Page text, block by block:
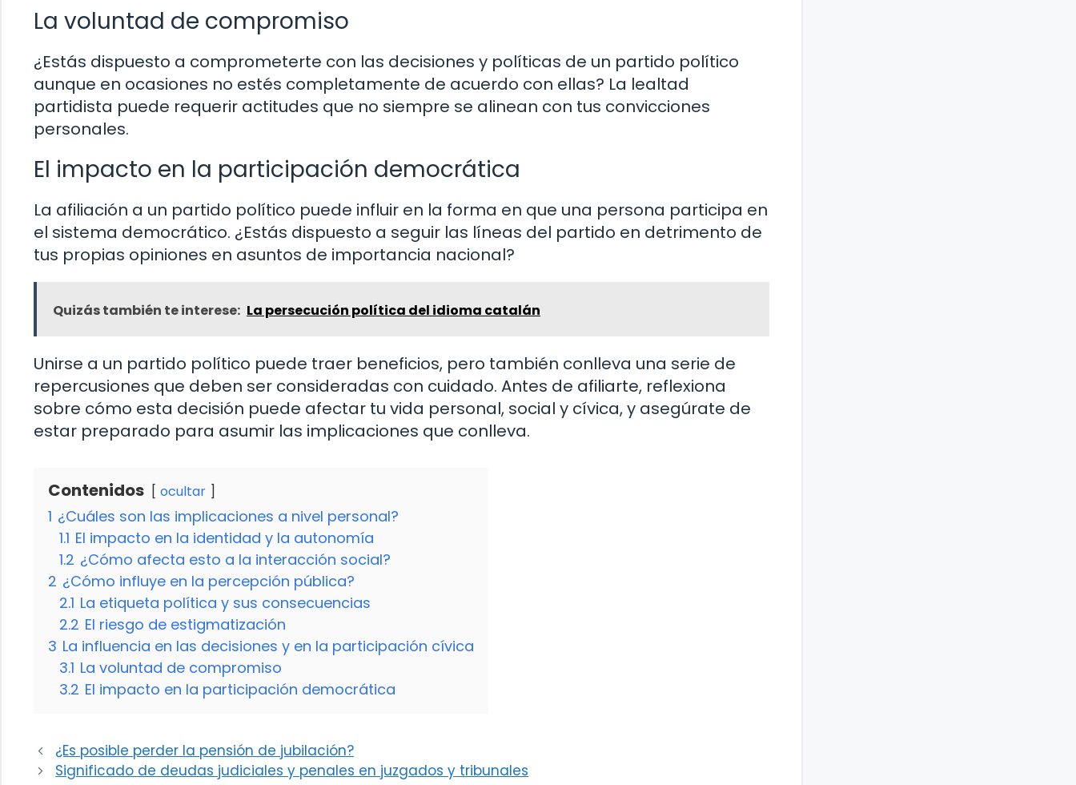
La voluntad de compromiso
¿Estás dispuesto a comprometerte con las decisiones y políticas de un partido político
aunque en ocasiones no estés completamente de acuerdo con ellas? La lealtad
partidista puede requerir actitudes que no siempre se alinean con tus convicciones
personales.
El impacto en la participación democrática
La afiliación a un partido político puede influir en la forma en que una persona participa en
el sistema democrático. ¿Estás dispuesto a seguir las líneas del partido en detrimento de
tus propias opiniones en asuntos de importancia nacional?
Quizás también te interese: La persecución política del idioma catalán
Unirse a un partido político puede traer beneficios, pero también conlleva una serie de
repercusiones que deben ser consideradas con cuidado. Antes de afiliarte, reflexiona
sobre cómo esta decisión puede afectar tu vida personal, social y cívica, y asegúrate de
estar preparado para asumir las implicaciones que conlleva.
Contenidos ocultar
1 ¿Cuáles son las implicaciones a nivel personal?
1.1 El impacto en la identidad y la autonomía
1.2 ¿Cómo afecta esto a la interacción social?
2 ¿Cómo influye en la percepción pública?
2.1 La etiqueta política y sus consecuencias
2.2 El riesgo de estigmatización
3 La influencia en las decisiones y en la participación cívica
3.1 La voluntad de compromiso
3.2 El impacto en la participación democrática
¿Es posible perder la pensión de jubilación?
Significado de deudas judiciales y penales en juzgados y tribunales